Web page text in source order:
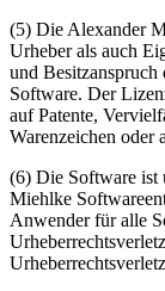
(5) Die Alexander
Urheber als auch
und
Software. Der
auf Patente,
Warenzeichen oder
(6) Die Software ist
Miehlke
Anwender für alle